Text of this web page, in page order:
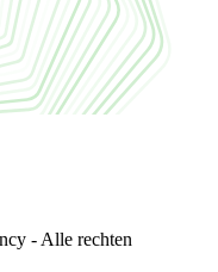
- Alle rechten